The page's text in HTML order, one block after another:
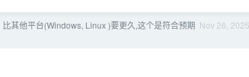
Nov 26, 2025
其他平台(Windows, Linux )要更久,这个是符合预期